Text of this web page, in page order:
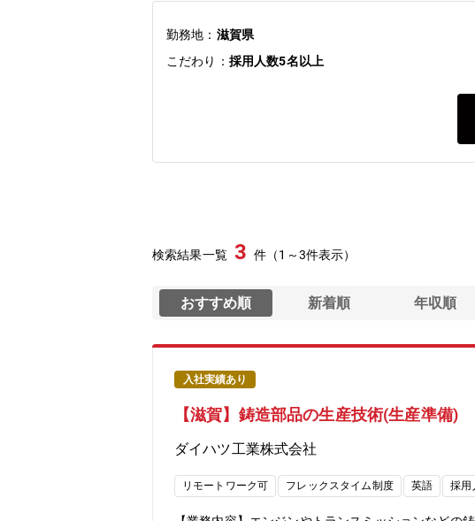
勤務地： 滋賀県
こだわり： 採用人数5名以上
検索結果一覧 3 件（1～3件表示）
おすすめ順 新着順 年収順
入社実績あり
【滋賀】鋳造部品の生産技術(生産準備)
ダイハツ工業株式会社
リモートワーク可 フレックスタイム制度 英語 採用